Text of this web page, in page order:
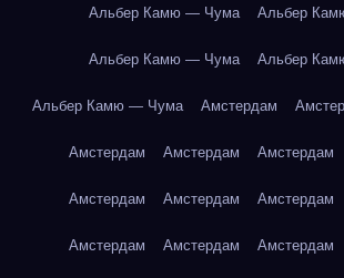
Альбер Камю — Чума Альбер
Альбер Камю — Чума Альбер
Альбер Камю — Чума Амстердам
Амстердам Амстердам Амстердам
Амстердам Амстердам Амстердам
Амстердам Амстердам Амстердам